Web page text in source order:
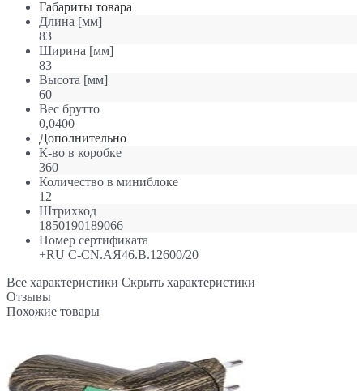
Габариты товара
Длина [мм]
83
Ширина [мм]
83
Высота [мм]
60
Вес брутто
0,0400
Дополнительно
К-во в коробке
360
Количество в миниблоке
12
Штрихкод
1850190189066
Номер сертификата
+RU C-CN.АЯ46.В.12600/20
Все характеристики Скрыть характеристики
Отзывы
Похожие товары